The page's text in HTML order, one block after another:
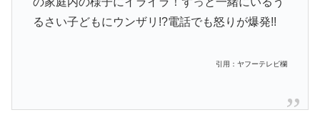
るさい子どもにウンザリ!?電話でも怒りが爆発!!
引用：ヤフーテレビ欄